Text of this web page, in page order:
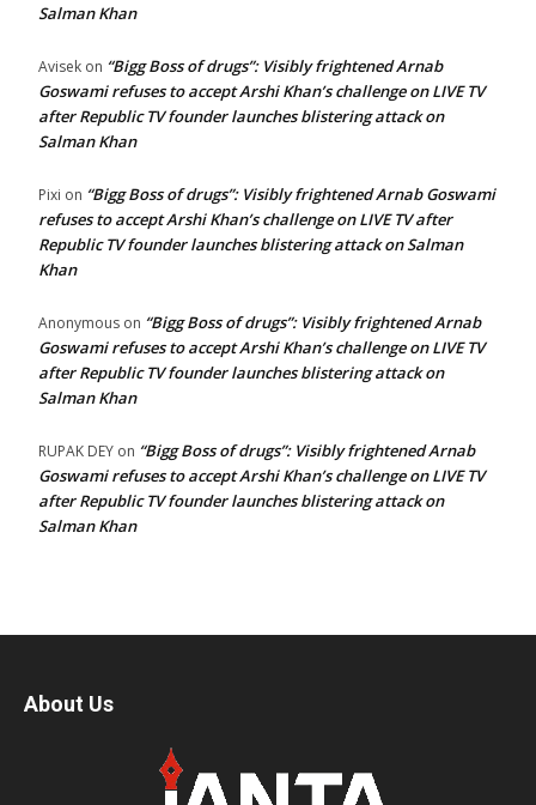
Salman Khan
Avisek on “Bigg Boss of drugs”: Visibly frightened Arnab
Goswami refuses to accept Arshi Khan’s challenge on LIVE TV
after Republic TV founder launches blistering attack on
Salman Khan
Pixi on “Bigg Boss of drugs”: Visibly frightened Arnab Goswami
refuses to accept Arshi Khan’s challenge on LIVE TV after
Republic TV founder launches blistering attack on Salman
Khan
Anonymous on “Bigg Boss of drugs”: Visibly frightened Arnab
Goswami refuses to accept Arshi Khan’s challenge on LIVE TV
after Republic TV founder launches blistering attack on
Salman Khan
RUPAK DEY on “Bigg Boss of drugs”: Visibly frightened Arnab
Goswami refuses to accept Arshi Khan’s challenge on LIVE TV
after Republic TV founder launches blistering attack on
Salman Khan
About Us